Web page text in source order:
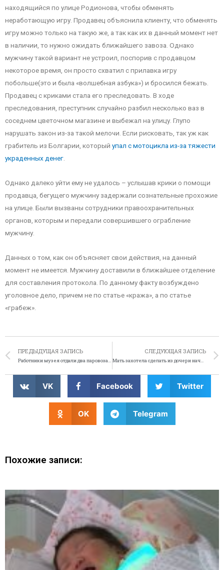
находящийся по улице Родионова, чтобы обменять
неработающую игру. Продавец объяснила клиенту, что обменять
игру можно только на такую же, а так как их в данный момент нет
в наличии, то нужно ожидать ближайшего завоза. Однако
мужчину такой вариант не устроил, поспорив с продавцом
некоторое время, он просто схватил с прилавка игру
побольше(это и была «волшебная азбука») и бросился бежать.
Продавец с криками стала его преследовать. В ходе
преследования, преступник случайно разбил несколько ваз в
соседнем цветочном магазине и выбежал на улицу. Глупо
нарушать закон из-за такой мелочи. Если рисковать, так уж как
грабитель из Болгарии, который упал с мотоцикла из-за тяжести
украденных денег
Однако далеко уйти ему не удалось – услышав крики о помощи
продавца, бегущего мужчину задержали сознательные прохожие
на улице. Были вызваны сотрудники правоохранительных
органов, которым и передали совершившего ограбление
мужчину.
Данных о том, как он объясняет свои действия, на данный
момент не имеется. Мужчину доставили в ближайшее отделение
для составления протокола. По данному факту возбуждено
уголовное дело, причем не по статье «кража», а по статье
«грабеж».
ПРЕДЫДУЩАЯ ЗАПИСЬ
Работники музея отдали два паровоза не тому человеку
СЛЕДУЮЩАЯ ЗАПИСЬ
Мать захотела сделать из дочери начинающего преступника
VK Facebook Twitter
OK Telegram
Похожие записи: